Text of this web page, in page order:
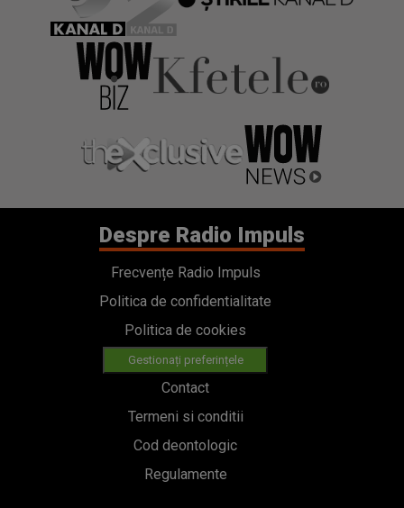
Despre Radio Impuls
Frecvențe Radio Impuls
Politica de confidentialitate
Politica de cookies
Gestionați preferințele
Contact
Termeni si conditii
Cod deontologic
Regulamente